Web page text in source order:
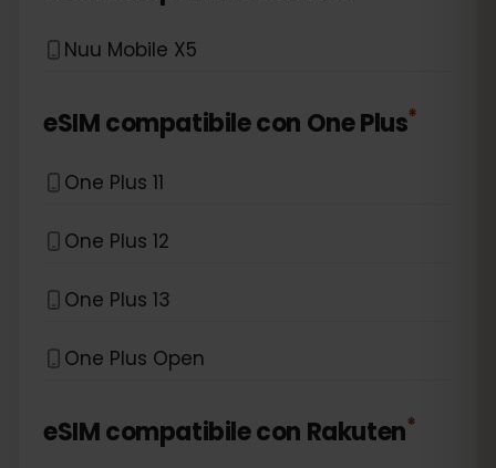
Nuu Mobile X5
eSIM compatibile con One Plus*
One Plus 11
One Plus 12
One Plus 13
One Plus Open
eSIM compatibile con Rakuten*